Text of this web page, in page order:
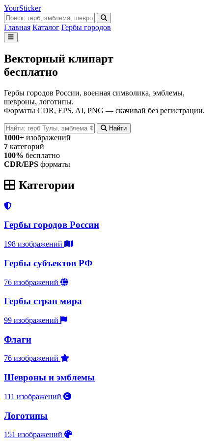
YourSticker
Главная Каталог Гербы городов
Векторный клипарт
бесплатно
Гербы городов России, военная символика, эмблемы,
шевроны, логотипы.
Форматы CDR, EPS, AI, PNG — скачивай без регистрации.
Найти
1000+ изображений
7 категорий
100% бесплатно
CDR/EPS форматы
Категории
Гербы городов России
198 изображений
Гербы субъектов РФ
76 изображений
Гербы стран мира
99 изображений
Флаги
76 изображений
Шевроны и эмблемы
111 изображений
Логотипы
151 изображений